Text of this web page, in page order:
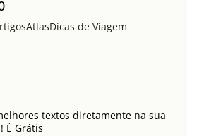
AtlasDicas de Viagem
textos diretamente na sua
É Grátis